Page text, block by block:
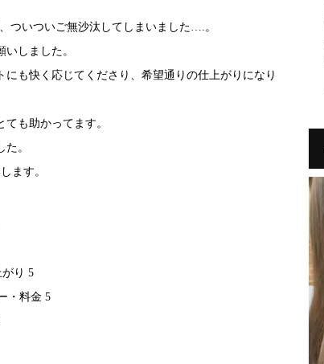
ついついご無沙汰してしまいました….。
しました。
も快く応じてくださり、希望通りの仕上がりになり
も助かってます。
。
ます。
り 5
・料金 5